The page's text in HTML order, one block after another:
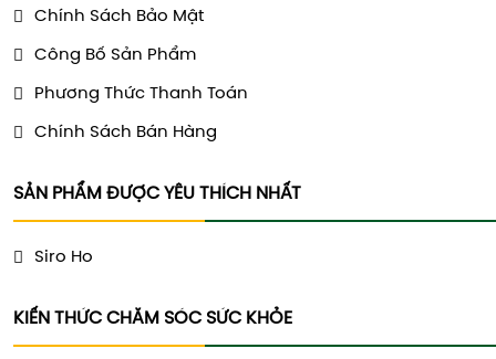
Chính Sách Bảo Mật
Công Bố Sản Phẩm
Phương Thức Thanh Toán
Chính Sách Bán Hàng
SẢN PHẨM ĐƯỢC YÊU THÍCH NHẤT
Siro Ho
KIẾN THỨC CHĂM SÓC SỨC KHỎE